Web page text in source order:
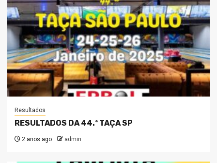
Resultados
RESULTADOS DA 44.ª TAÇA SP
2 anos ago admin